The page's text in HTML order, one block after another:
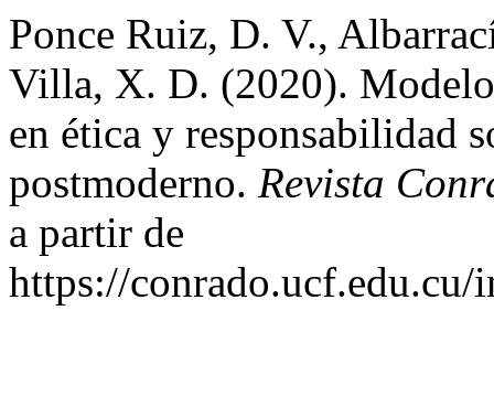
Ponce Ruiz, D. V.,
Villa, X. D. (2020).
en ética y responsabilidad
postmoderno. Revista
a partir de
https://